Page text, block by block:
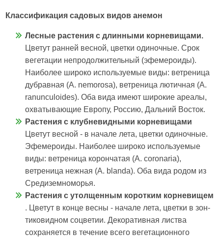
Классификация садовых видов анемон
Лесные растения с длинными корневищами.
Цветут ранней весной, цветки одиночные. Срок
вегетации непродолжительный (эфемероиды).
Наиболее широко используемые виды: ветреница
дубравная (А. nemorosa), ветреница лютичная (А.
ranunculoides). Оба вида имеют широкие ареалы,
охватывающие Европу, Россию, Дальний Восток.
Растения с клубневидными корневищами
Цветут весной - в начале лета, цветки одиночные.
Эфемероиды. Наиболее широко используемые
виды: ветреница корончатая (А. coronaria),
ветреница нежная (А. blanda). Оба вида родом из
Средиземноморья.
Растения с утол­щенным коротким корневищем
. Цветут в конце весны - начале лета, цветки в зон­
тиковидном соцве­тии. Декоративная листва
сохраняется в течение всего вегетационного